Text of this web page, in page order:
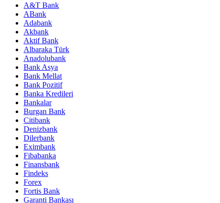
A&T Bank
ABank
Adabank
Akbank
Aktif Bank
Albaraka Türk
Anadolubank
Bank Asya
Bank Mellat
Bank Pozitif
Banka Kredileri
Bankalar
Burgan Bank
Citibank
Denizbank
Dilerbank
Eximbank
Fibabanka
Finansbank
Findeks
Forex
Fortis Bank
Garanti Bankası